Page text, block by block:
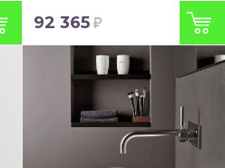
92 365